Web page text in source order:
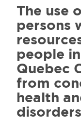
The use
persons
people
Quebec
from
health
disorders